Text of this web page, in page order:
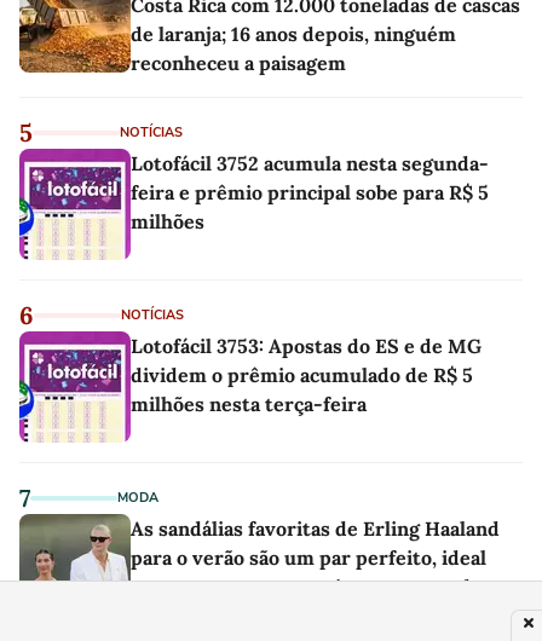
de laranja; 16 anos depois, ninguém
reconheceu a paisagem
5 NOTÍCIAS
Lotofácil 3752 acumula nesta segunda-
feira e prêmio principal sobe para R$ 5
milhões
6 NOTÍCIAS
Lotofácil 3753: Apostas do ES e de MG
dividem o prêmio acumulado de R$ 5
milhões nesta terça-feira
7 MODA
As sandálias favoritas de Erling Haaland
para o verão são um par perfeito, ideal
tanto para usar na praia com roupa de
banho quanto em uma festa com terno de